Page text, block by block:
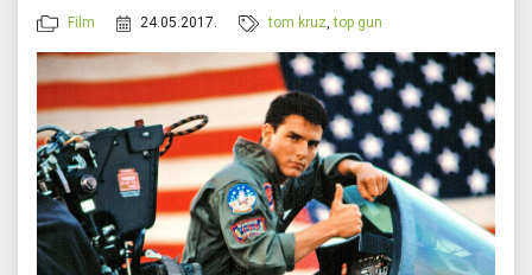
Film 24.05.2017. tom kruz,top gun